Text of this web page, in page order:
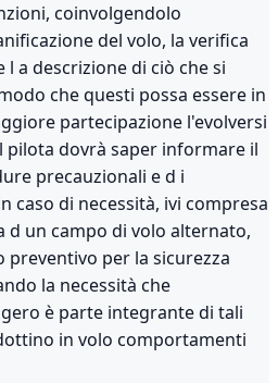
coinvolgendolo
del volo, la verifica
a descrizione di ciò che si
che questi possa essere in
partecipazione l'evolversi
pilota dovrà saper informare il
precauzionali e d i
caso di necessità, ivi compresa
d un campo di volo alternato,
per la sicurezza
la necessità che
è parte integrante di tali
in volo comportamenti